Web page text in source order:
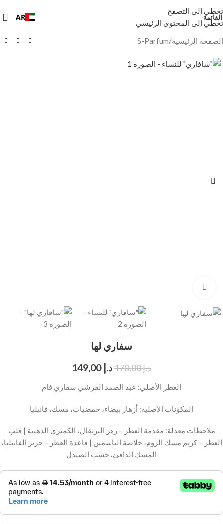
تخطي إلى التصفح
تخطي إلى المحتوى الرئيسي
القائمة AR
الصفحة الرئيسية/
S-Parfum
سفاري لها
د.إ170,00 د.إ 149,00
العطر الأصلي: عبد الصمد القرشي سفاري فام
المكونات الأصلية: أزهار بيضاء، حمضيات، مسك، فانيليا
ملاحظات معدلة: مقدمة العطر – زهر البرتقال، الكمثرى الذهبية | قلب
العطر – كريم مسك الروم، خلاصة الياسمين | قاعدة العطر – حرير الفانيليا،
المسك الدافئ، خشب الصندل